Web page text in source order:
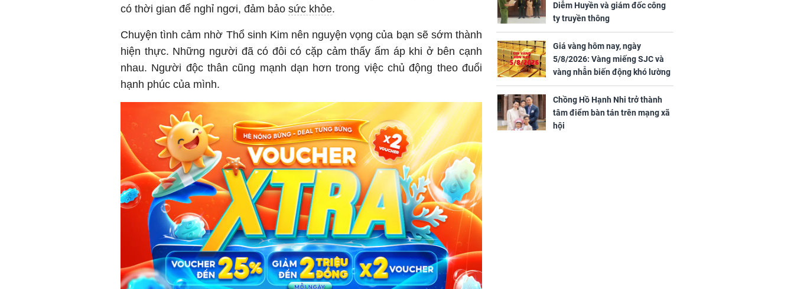
có thời gian để nghỉ ngơi, đảm bảo sức khỏe.
Chuyện tình cảm nhờ Thổ sinh Kim nên nguyện vọng của bạn sẽ sớm thành
hiện thực. Những người đã có đôi có cặp cảm thấy ấm áp khi ở bên cạnh
nhau. Người độc thân cũng mạnh dạn hơn trong việc chủ động theo đuổi
hạnh phúc của mình.
Diễm Huyền và giám đốc công
ty truyền thông
Giá vàng hôm nay, ngày
5/8/2026: Vàng miếng SJC và
vàng nhẫn biến động khó lường
Chồng Hồ Hạnh Nhi trở thành
tâm điểm bàn tán trên mạng xã
hội